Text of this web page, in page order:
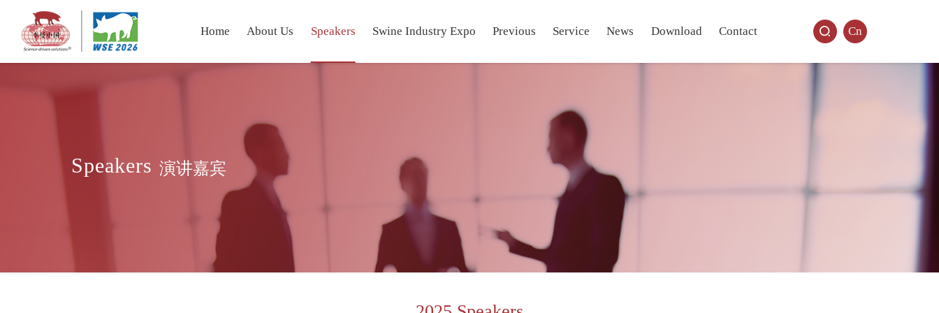
Home About Us Speakers Swine Industry Expo Previous Service News Download Contact Cn
Speakers 演讲嘉宾